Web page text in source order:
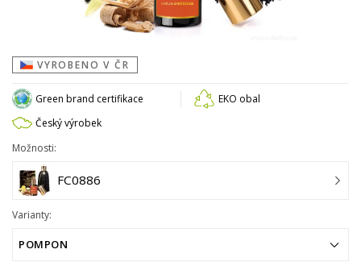
VYROBENO V ČR
Green brand certifikace
EKO obal
Český výrobek
Možnosti:
FC0886
Varianty:
POMPON